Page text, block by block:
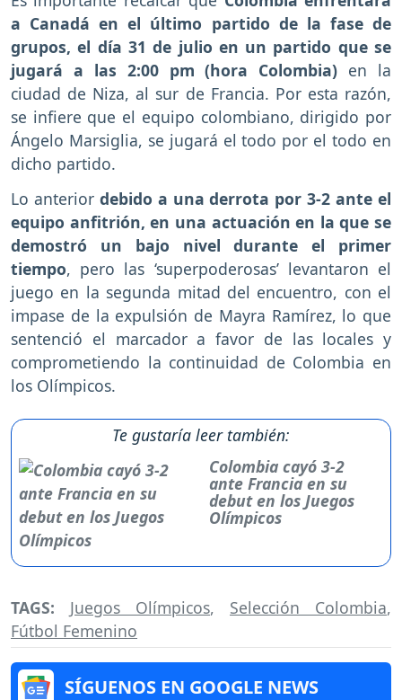
a Canadá en el último partido de la fase de
grupos, el día 31 de julio en un partido que se
jugará a las 2:00 pm (hora Colombia) en la
ciudad de Niza, al sur de Francia. Por esta razón,
se infiere que el equipo colombiano, dirigido por
Ángelo Marsiglia, se jugará el todo por el todo en
dicho partido.
Lo anteriordebido a una derrota por 3-2 ante el
equipo anfitrión, en una actuación en la que se
demostró un bajo nivel durante el primer
tiempo, pero las ‘superpoderosas’ levantaron el
juego en la segunda mitad del encuentro, con el
impase de la expulsión de Mayra Ramírez, lo que
sentenció el marcador a favor de las locales y
comprometiendo la continuidad de Colombia en
los Olímpicos.
Te gustaría leer también:
Colombia cayó 3-2
ante Francia en su
debut en los Juegos
Olímpicos
TAGS: Juegos Olímpicos, Selección Colombia,
Fútbol Femenino
SÍGUENOS EN GOOGLE NEWS